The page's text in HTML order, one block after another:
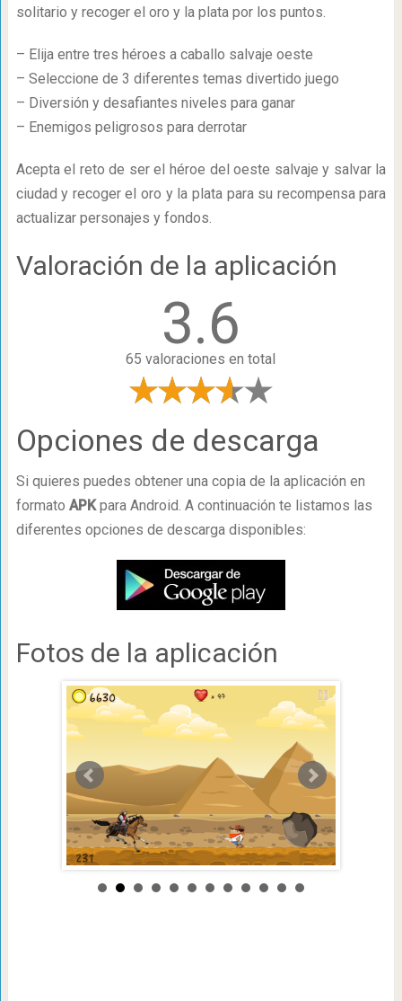
solitario y recoger el oro y la plata por los puntos.
– Elija entre tres héroes a caballo salvaje oeste
– Seleccione de 3 diferentes temas divertido juego
– Diversión y desafiantes niveles para ganar
– Enemigos peligrosos para derrotar
Acepta el reto de ser el héroe del oeste salvaje y salvar la
ciudad y recoger el oro y la plata para su recompensa para
actualizar personajes y fondos.
Valoración de la aplicación
3.6
65 valoraciones en total
Opciones de descarga
Si quieres puedes obtener una copia de la aplicación en
formato APKpara Android. A continuación te listamos las
diferentes opciones de descarga disponibles:
Fotos de la aplicación